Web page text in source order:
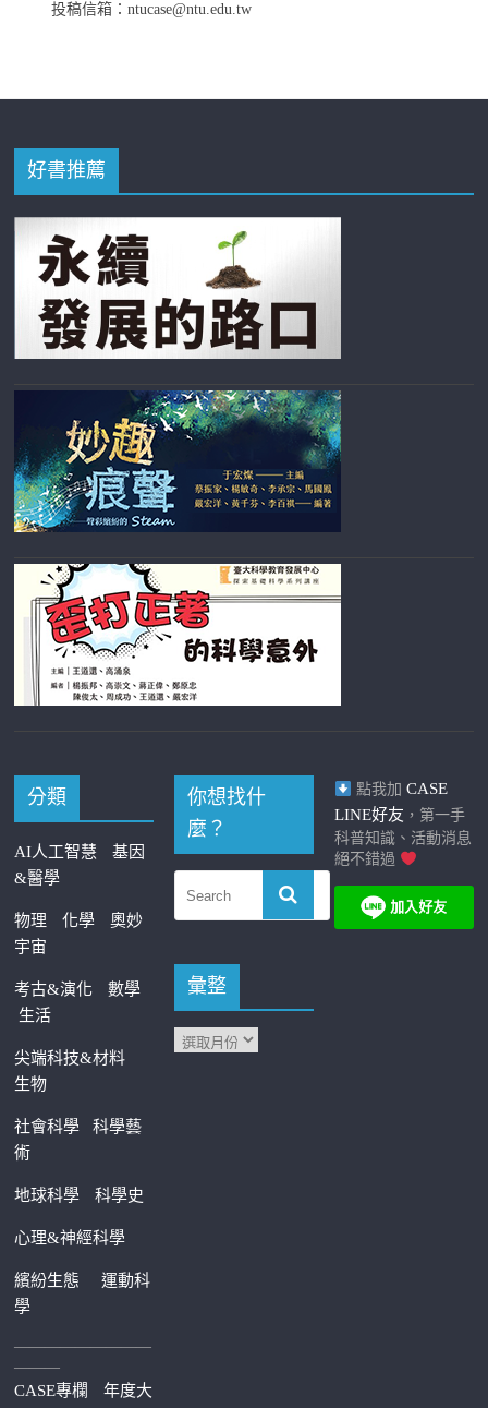
投稿信箱：ntucase@ntu.edu.tw
好書推薦
分類
AI人工智慧
基因
&醫學
物理 化學
奧妙
宇宙
考古&演化
數學
生活
尖端科技&材料
生物
社會科學科學藝
術
地球科學 科學史
心理&神經科學
繽紛生態運動科
學
—————————
———
CASE專欄 年度大
你想找什
麼？
彙整
點我加 CASE
LINE好友 ，第一手
科普知識、活動消息
絕不錯過